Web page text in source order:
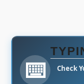
⌨️ Check